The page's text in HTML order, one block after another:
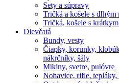
Sety a súpravy
Tričká a košele s dlhým
Tričká, košele s
Dievčatá
Bundy, vesty
Čiapky, korunky,
nákrčníky, šály
Mikiny, svetre, pulóvre
Nohavice, rifle,